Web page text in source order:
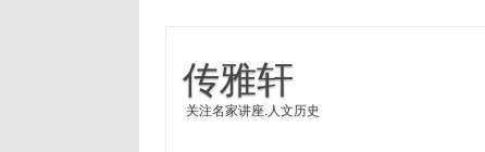
传雅轩
关注名家讲座.人文历史